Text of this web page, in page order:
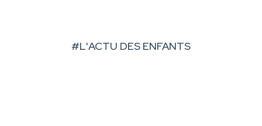
#L'ACTU DES ENFANTS